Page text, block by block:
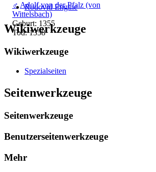
♂ Adolf von der Pfalz (von
Wittelsbach)
Geburt: 1355
Tod: 1358
Rodovid Engine
Wikiwerkzeuge
Wikiwerkzeuge
Spezialseiten
Seitenwerkzeuge
Seitenwerkzeuge
Benutzerseitenwerkzeuge
Mehr